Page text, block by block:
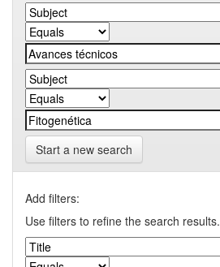
Start a new search
Add filters:
Use filters to refine the search results.